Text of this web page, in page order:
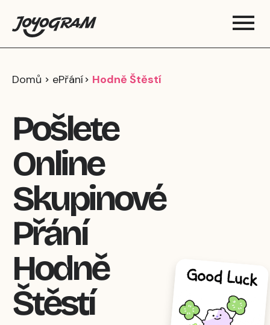
Domů ePřání Hodně Štěstí
Pošlete
Online
Skupinové
Přání
Hodně
Štěstí